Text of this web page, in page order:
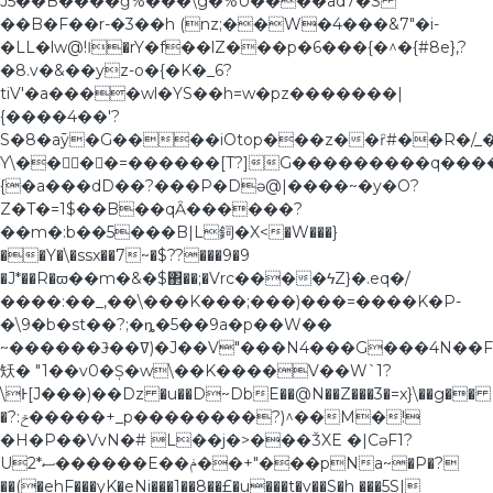
��B�F��r-�3��h (nz;��W�4���&7"�i-
�LL�lw@!Ӏ�rY�f��lZ���p�6���{�^�{#8e},?
�8.v�&��yz-o�{�K�_6?
tiV'�a����wl�YS��h=w�pz�������|
{����4��'?
S�8�aȳ�G����iOtop���z��ȓ#��R�/
Y\��ﯢ۫��ٍ=������[T?]
{�a���dD��?���P�Dɘ@|����~�y�O?
Z�T�=1$��B��qȂ������?
��m�:b��5���B|L鉰�X<�W���}
��Y�\�ssx��7~�$??���9�9
�J*��R�ϖ��m�&�$΂��;�Vrc����ϟZ}�.eq�/
����:��_,��\���K���;���)���=����K�P-
�\9�b�st��?;�ȵ�5��9a�p��W��
~������Ɉ��ߜ)�J��V"���N4���G���4N��F�_��C �$�,��dx��,6T:�JB2Qj�҄�(v��k8�X�cTJ~����
矨� "1��v0�Ș�w\��K����V��W`1?
\Ͱ[J���)��Dz �u��D~DbE��@N��Z���3�=x}\��g��
�?:ݗ�����+_p��������?)^��M�!
�H�P��VvN�# L��j�>���ǮXE �|CәF1?
U2*ސ������E��ݥ��+"���pNa~�P�?
��(�ehF���yK�eNi���1��8��£�u���t�v��S�h ���5S|